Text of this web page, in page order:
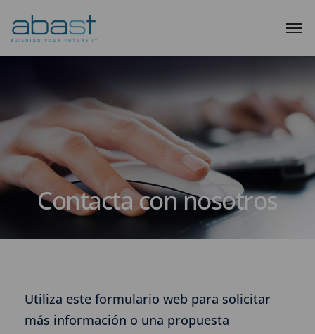
Contacta con nosotros
Utiliza este formulario web para solicitar
más información o una propuesta